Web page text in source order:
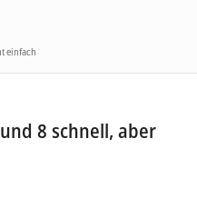
einfach
8 schnell, aber